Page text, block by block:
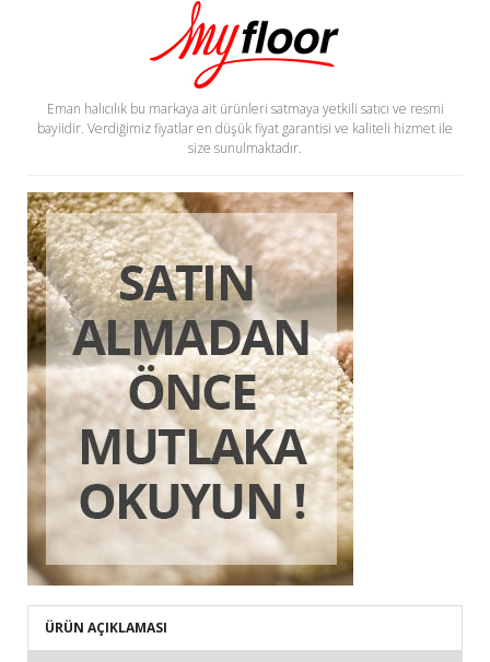
Eman halıcılık bu markaya ait ürünleri satmaya yetkili satıcı ve resmi
bayiidir. Verdiğimiz fiyatlar en düşük fiyat garantisi ve kaliteli hizmet ile
size sunulmaktadır.
ÜRÜN AÇIKLAMASI